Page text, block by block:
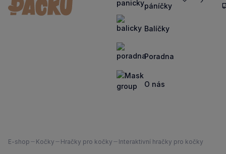
páníčky
ZobrazitZobrazit
Balíčky
Poradna
O nás
Nacházíte
E-shop Kočky Hračky pro kočky Interaktivní hračky pro kočky